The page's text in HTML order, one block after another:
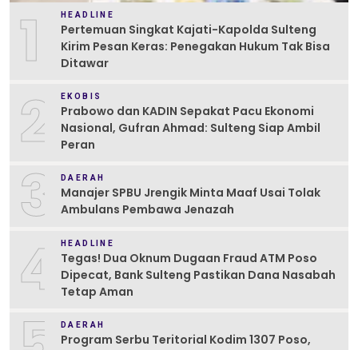
1 HEADLINE
Pertemuan Singkat Kajati-Kapolda Sulteng
Kirim Pesan Keras: Penegakan Hukum Tak Bisa
Ditawar
2 EKOBIS
Prabowo dan KADIN Sepakat Pacu Ekonomi
Nasional, Gufran Ahmad: Sulteng Siap Ambil
Peran
3 DAERAH
Manajer SPBU Jrengik Minta Maaf Usai Tolak
Ambulans Pembawa Jenazah
4 HEADLINE
Tegas! Dua Oknum Dugaan Fraud ATM Poso
Dipecat, Bank Sulteng Pastikan Dana Nasabah
Tetap Aman
DAERAH
Program Serbu Teritorial Kodim 1307 Poso,